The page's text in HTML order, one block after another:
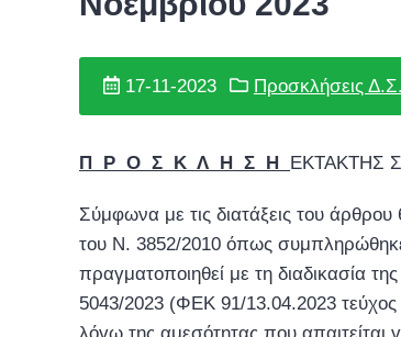
17-11-2023 Προσκλήσεις Δ.Σ.
Π Ρ Ο Σ Κ Λ Η Σ Η ΕΚΤΑΚΤΗΣ
Σύμφωνα με τις διατάξεις του
του Ν. 3852/2010 όπως
πραγματοποιηθεί με τη διαδικασία
5043/2023 (ΦΕΚ 91/13.04.2023 τεύχος